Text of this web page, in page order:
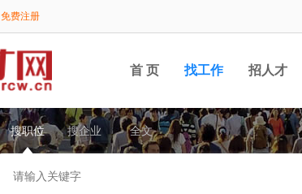
免费注册
首 页 找工作 招人才
搜职位 搜企业 全文